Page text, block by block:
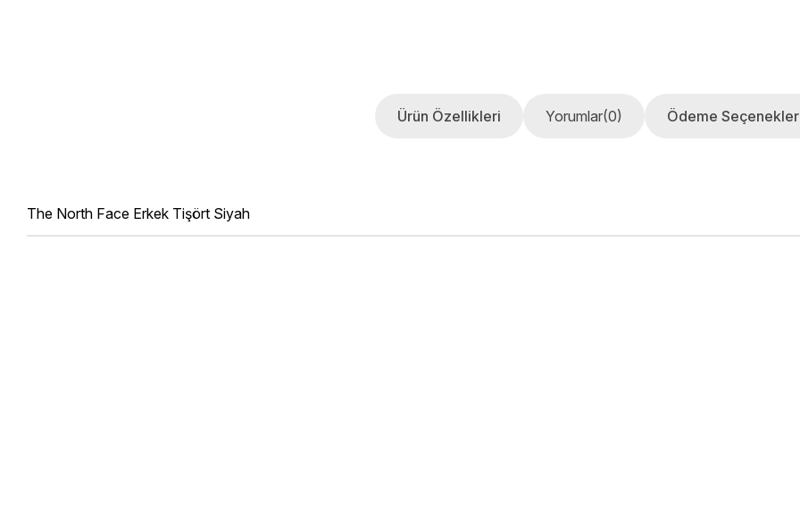
Ürün Özellikleri Yorumlar(0) Ödeme
The North Face Erkek Tişört Siyah